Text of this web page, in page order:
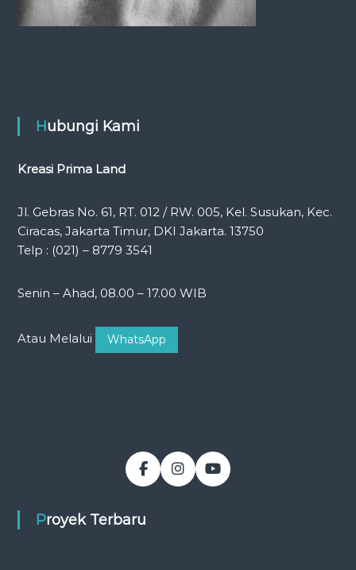
Hubungi Kami
Kreasi Prima Land
Jl. Gebras No. 61, RT. 012 / RW. 005, Kel. Susukan, Kec.
Ciracas, Jakarta Timur, DKI Jakarta. 13750
Telp : (021) – 8779 3541
Senin – Ahad, 08.00 – 17.00 WIB
Atau Melalui WhatsApp
Proyek Terbaru